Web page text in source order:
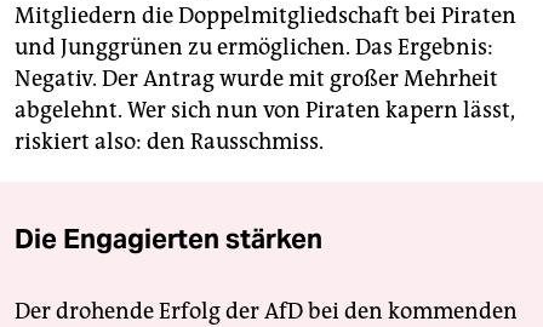
Mitgliedern die Doppelmitgliedschaft bei Piraten
und Junggrünen zu ermöglichen. Das Ergebnis:
Negativ. Der Antrag wurde mit großer Mehrheit
abgelehnt. Wer sich nun von Piraten kapern lässt,
riskiert also: den Rausschmiss.
Die Engagierten stärken
Der drohende Erfolg der AfD bei den kommenden